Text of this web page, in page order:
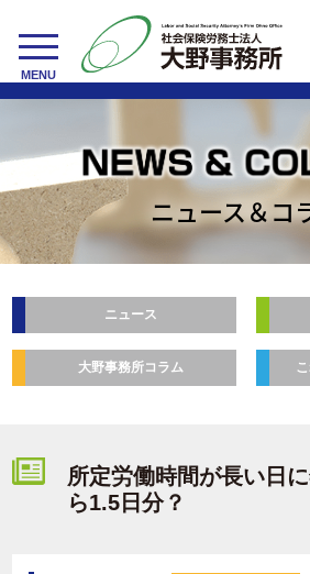
toggle
navigation
MENU
ニュース＆コ
ニュース
大野事務所コラム
所定労働時間が長い日
ら1.5日分？